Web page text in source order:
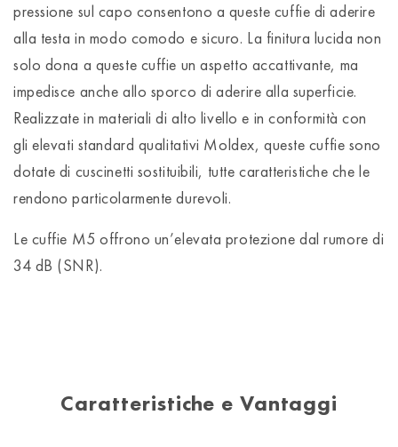
pressione sul capo consentono a queste cuffie di aderire
alla testa in modo comodo e sicuro. La finitura lucida non
solo dona a queste cuffie un aspetto accattivante, ma
impedisce anche allo sporco di aderire alla superficie.
Realizzate in materiali di alto livello e in conformità con
gli elevati standard qualitativi Moldex, queste cuffie sono
dotate di cuscinetti sostituibili, tutte caratteristiche che le
rendono particolarmente durevoli.
Le cuffie M5 offrono un’elevata protezione dal rumore di
34 dB (SNR).
Caratteristiche e Vantaggi